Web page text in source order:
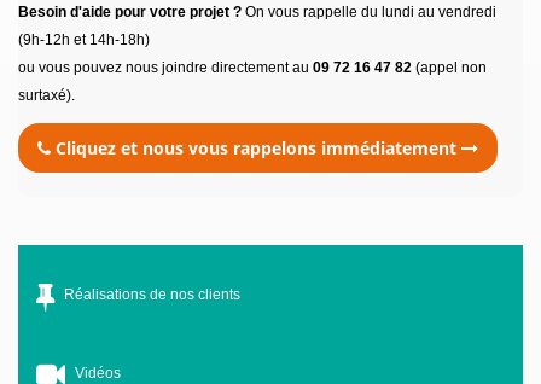
Besoin d'aide pour votre projet ? On vous rappelle du lundi au vendredi
(9h-12h et 14h-18h)
ou vous pouvez nous joindre directement au 09 72 16 47 82 (appel non
surtaxé).
Cliquez et nous vous rappelons immédiatement
Réalisations de nos clients
Vidéos